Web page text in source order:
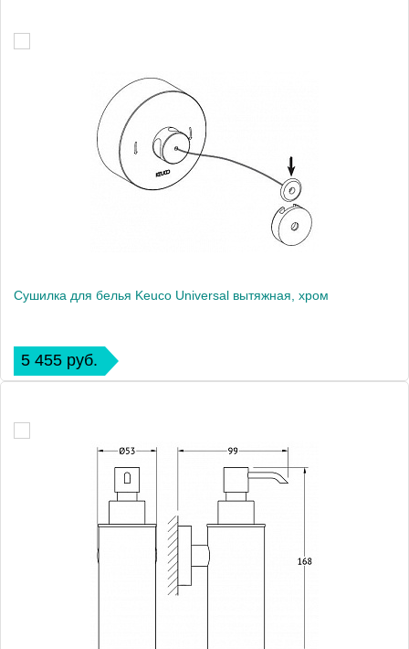
Сушилка для белья Keuco Universal вытяжная, хром
5 455 руб.